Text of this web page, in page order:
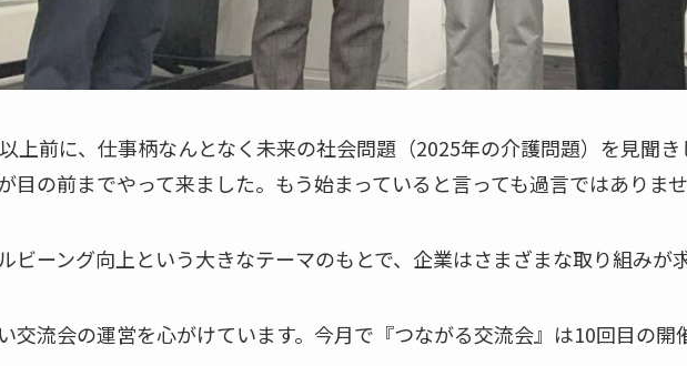
上前に、仕事柄なんとなく未来の社会問題（2025年の介護問題）を見聞
目の前までやって来ました。もう始まっていると言っても過言ではありませ
ビーング向上という大きなテーマのもとで、企業はさまざまな取り組みが
交流会の運営を心がけています。今月で『つながる交流会』は10回目の開